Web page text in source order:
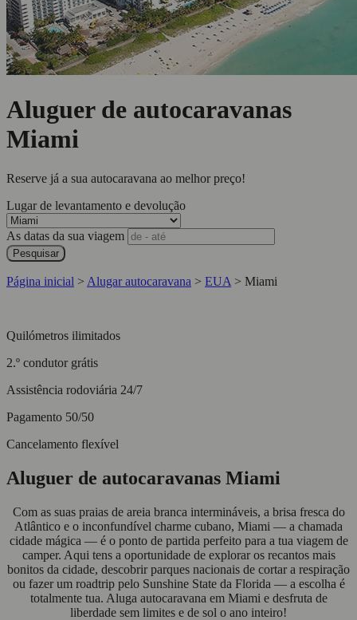
Aluguer de autocaravanas
Miami
Reserve já a sua autocaravana ao melhor preço!
Lugar de levantamento e devolução
As datas da sua viagem
Pesquisar
Página inicial > Alugar autocaravana > EUA > Miami
Quilómetros ilimitados
2.º condutor grátis
Assistência rodoviária 24/7
Pagamento 50/50
Cancelamento flexível
Aluguer de autocaravanas Miami
Com as suas praias de areia branca intermináveis, a brisa fresca do
Atlântico e o inconfundível charme cubano, Miami — a chamada
cidade mágica — é o ponto de partida perfeito para a tua viagem de
camper. Aqui tens a oportunidade de explorar os recantos mais
bonitos da cidade, descobrir parques nacionais de cortar a respiração
ou fazer um roadtrip pelo Sunshine State da Florida — a escolha é
totalmente tua. Aluga autocaravana em Miami e desfruta de
liberdade sem limites e de sol o ano inteiro!